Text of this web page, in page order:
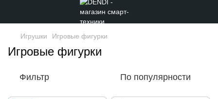
Игрушки Игровые фигурки
Игровые фигурки
Фильтр По популярности